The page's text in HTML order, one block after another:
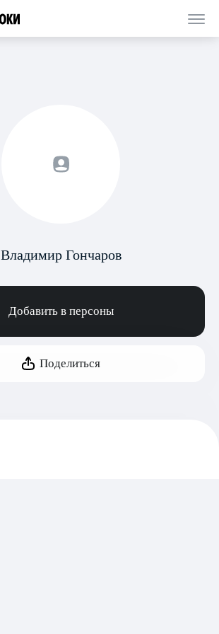
Владимир Гончаров
Добавить в персоны
Поделиться